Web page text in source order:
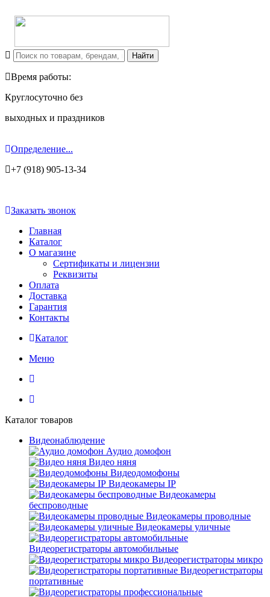
Время работы:
Круглосуточно без
выходных и праздников
Определение...
+7 (918) 905-13-34
Заказать звонок
Главная
Каталог
О магазине
Сертификаты и лицензии
Реквизиты
Оплата
Доставка
Гарантия
Контакты
Каталог
Меню
Каталог товаров
Видеонаблюдение
Аудио домофон
Видео няня
Видеодомофоны
Видеокамеры IP
Видеокамеры
беспроводные
Видеокамеры проводные
Видеокамеры уличные
Видеорегистраторы автомобильные
Видеорегистраторы микро
Видеорегистраторы
портативные